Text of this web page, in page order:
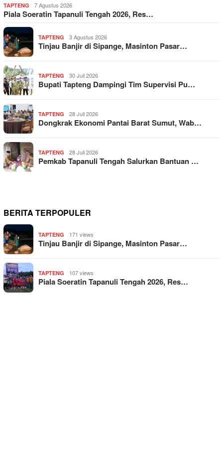
TAPTENG 7 Agustus 2026
Piala Soeratin Tapanuli Tengah 2026, Res…
TAPTENG 3 Agustus 2026
Tinjau Banjir di Sipange, Masinton Pasar…
TAPTENG 30 Juli 2026
Bupati Tapteng Dampingi Tim Supervisi Pu…
TAPTENG 28 Juli 2026
Dongkrak Ekonomi Pantai Barat Sumut, Wab…
TAPTENG 28 Juli 2026
Pemkab Tapanuli Tengah Salurkan Bantuan …
BERITA TERPOPULER
TAPTENG 171 views
Tinjau Banjir di Sipange, Masinton Pasar…
TAPTENG 107 views
Piala Soeratin Tapanuli Tengah 2026, Res…